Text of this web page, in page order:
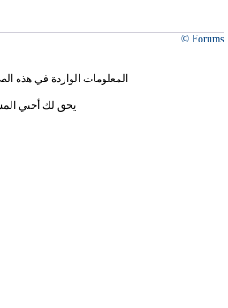
Forums ©
المعلومات الواردة في هذه
يحق لك أختي